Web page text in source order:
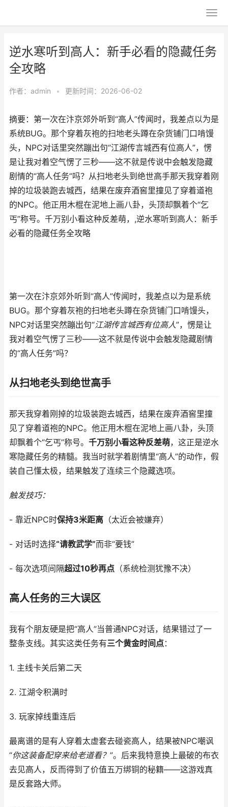
逆水寒听到高人：新手必看的隐藏任务
全攻略
作者： admin • 更新时间：2026-06-02
摘要：第一次在汴京郊外听到“高人”传闻时，我差点以为是
系统BUG。那个穿着灰袍的扫地老头蹲在杂货铺门口啃馒
头，NPC对话里突然蹦出句“江湖传言城西有位高人”，愣
是让我对着空气愣了三秒——这不就是传说中会触发隐藏
剧情的“高人任务”吗？从扫地老头到绝世高手那天我穿着刚
掉的垃圾装跑去城西，结果在废弃酒窖里撞见了穿着道袍
的NPC。他正用木棍在泥地上画八卦，头顶却飘着个“乞
丐”称号。千万别小看这种反差萌，,逆水寒听到高人：新手
必看的隐藏任务全攻略
第一次在汴京郊外听到“高人”传闻时，我差点以为是系统
BUG。那个穿着灰袍的扫地老头蹲在杂货铺门口啃馒头，
NPC对话里突然蹦出句“江湖传言城西有位高人”，愣是让
我对着空气愣了三秒——这不就是传说中会触发隐藏剧情
的“高人任务”吗？
从扫地老头到绝世高手
那天我穿着刚掉的垃圾装跑去城西，结果在废弃酒窖里撞
见了穿着道袍的NPC。他正用木棍在泥地上画八卦，头顶
却飘着个“乞丐”称号。 千万别小看这种反差萌，这正是逆水
寒隐藏任务的精髓。我当时就学着剧情里“高人”的动作，假
装自己懂太极，结果触发了连续三个隐藏选项。
触发技巧：
- 靠近NPC时保持3米距离 （太近会被嫌弃）
- 对话时选择“请教武学”而非“要钱”
- 每次选项间隔超过10秒再点 （系统检测犹豫不决）
高人任务的三大误区
我有个朋友硬是把“高人”当普通NPC对话，结果错过了一
整条支线。其实这类任务有三个黄金时间点：
1. 主线卡关后第二天
2. 江湖令积满时
3. 玩家掉线重连后
最离谱的是有人穿着太虚套去碰瓷高人，结果被NPC嘲讽
“你这装备配穿来给老道看？ ”。后来我特意换上最破的布衣
去见高人，反而得到了价值五万绑铜的秘籍——这游戏真
是反套路大师。